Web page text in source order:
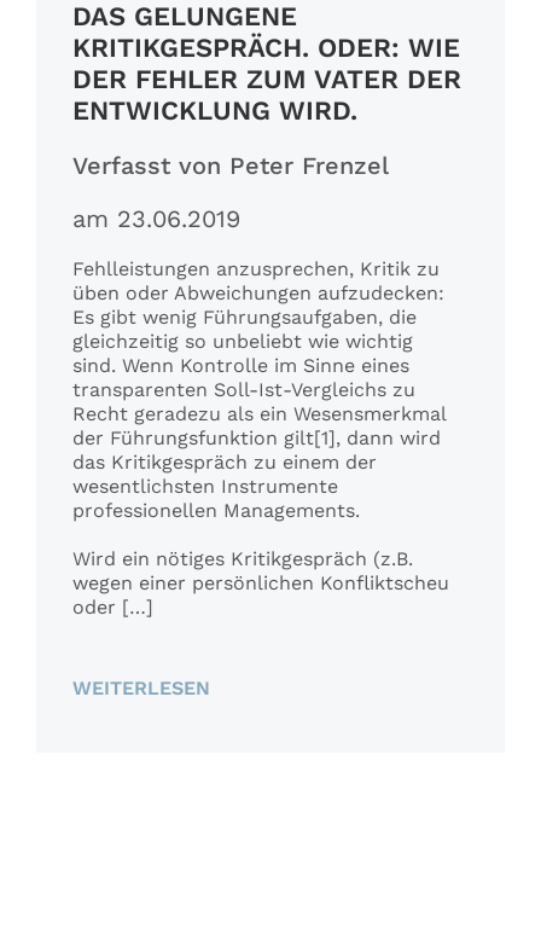
DAS GELUNGENE
KRITIKGESPRÄCH. ODER: WIE
DER FEHLER ZUM VATER DER
ENTWICKLUNG WIRD.
Verfasst von Peter Frenzel
am 23.06.2019
Fehlleistungen anzusprechen, Kritik zu
üben oder Abweichungen aufzudecken:
Es gibt wenig Führungsaufgaben, die
gleichzeitig so unbeliebt wie wichtig
sind. Wenn Kontrolle im Sinne eines
transparenten Soll-Ist-Vergleichs zu
Recht geradezu als ein Wesensmerkmal
der Führungsfunktion gilt[1], dann wird
das Kritikgespräch zu einem der
wesentlichsten Instrumente
professionellen Managements.
Wird ein nötiges Kritikgespräch (z.B.
wegen einer persönlichen Konfliktscheu
oder […]
WEITERLESEN